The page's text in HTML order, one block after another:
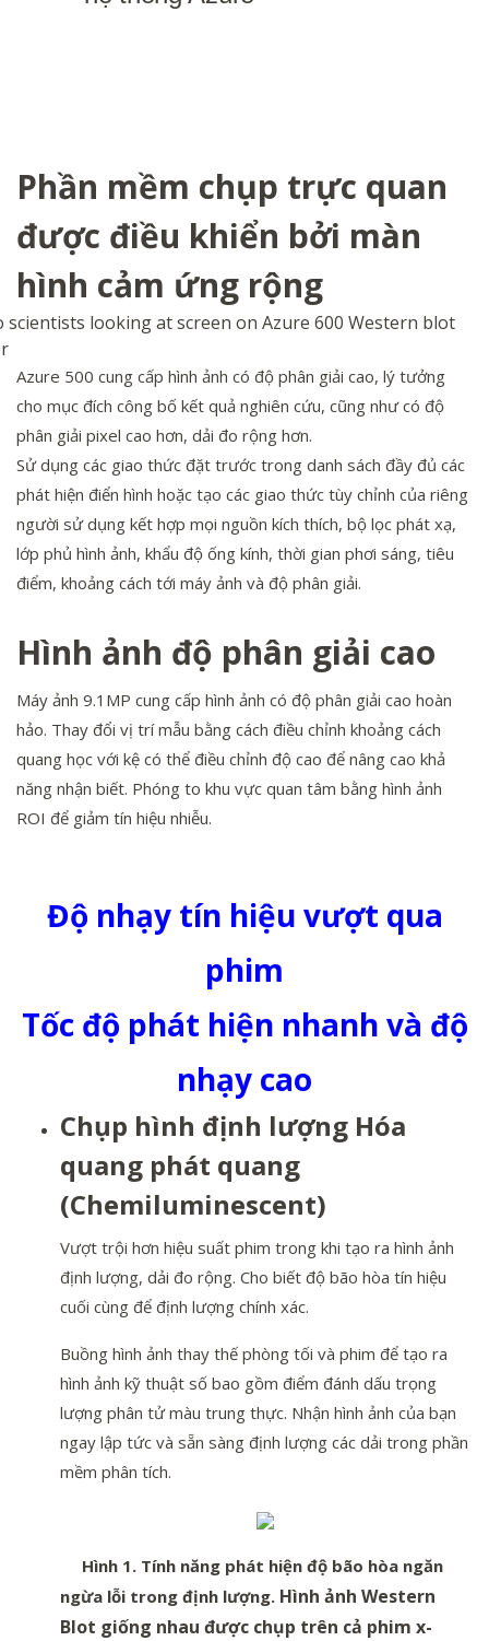
Phần mềm chụp trực quan
được điều khiển bởi màn
hình cảm ứng rộng
Azure 500 cung cấp hình ảnh có độ phân giải cao, lý tưởng
cho mục đích công bố kết quả nghiên cứu, cũng như có độ
phân giải pixel cao hơn, dải đo rộng hơn.
Sử dụng các giao thức đặt trước trong danh sách đầy đủ các
phát hiện điển hình hoặc tạo các giao thức tùy chỉnh của riêng
người sử dụng kết hợp mọi nguồn kích thích, bộ lọc phát xạ,
lớp phủ hình ảnh, khẩu độ ống kính, thời gian phơi sáng, tiêu
điểm, khoảng cách tới máy ảnh và độ phân giải.
Hình ảnh độ phân giải cao
Máy ảnh 9.1MP cung cấp hình ảnh có độ phân giải cao hoàn
hảo. Thay đổi vị trí mẫu bằng cách điều chỉnh khoảng cách
quang học với kệ có thể điều chỉnh độ cao để nâng cao khả
năng nhận biết. Phóng to khu vực quan tâm bằng hình ảnh
ROI để giảm tín hiệu nhiễu.
Độ nhạy tín hiệu vượt qua
phim
Tốc độ phát hiện nhanh và độ
nhạy cao
Chụp hình định lượng Hóa
quang phát quang
(Chemiluminescent)
Vượt trội hơn hiệu suất phim trong khi tạo ra hình ảnh
định lượng, dải đo rộng. Cho biết độ bão hòa tín hiệu
cuối cùng để định lượng chính xác.
Buồng hình ảnh thay thế phòng tối và phim để tạo ra
hình ảnh kỹ thuật số bao gồm điểm đánh dấu trọng
lượng phân tử màu trung thực. Nhận hình ảnh của bạn
ngay lập tức và sẵn sàng định lượng các dải trong phần
mềm phân tích.
Hình 1. Tính năng phát hiện độ bão hòa ngăn
ngừa lỗi trong định lượng. Hình ảnh Western
Blot giống nhau được chụp trên cả phim x-